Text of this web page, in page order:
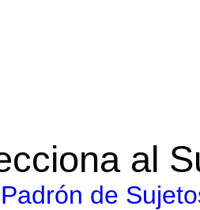
al
Padrón de